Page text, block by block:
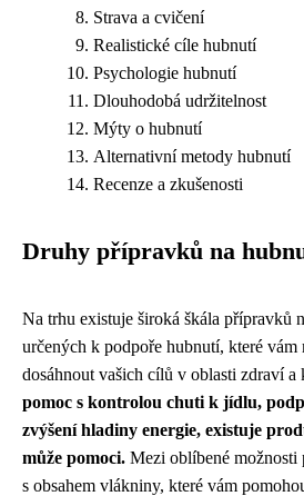
Strava a cvičení
Realistické cíle hubnutí
Psychologie hubnutí
Dlouhodobá udržitelnost
Mýty o hubnutí
Alternativní metody hubnutí
Recenze a zkušenosti
Druhy přípravků na
Na trhu existuje široká škála přípravků
určených k podpoře hubnutí, které vám
dosáhnout vašich cílů v oblasti zdraví a
pomoc s kontrolou chuti k jídlu,
zvýšení hladiny energie, existuje
může pomoci. Mezi oblíbené
s obsahem vlákniny, které vám